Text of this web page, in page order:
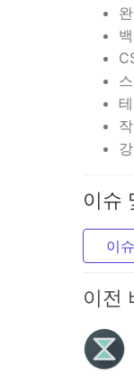
이슈
이
이전